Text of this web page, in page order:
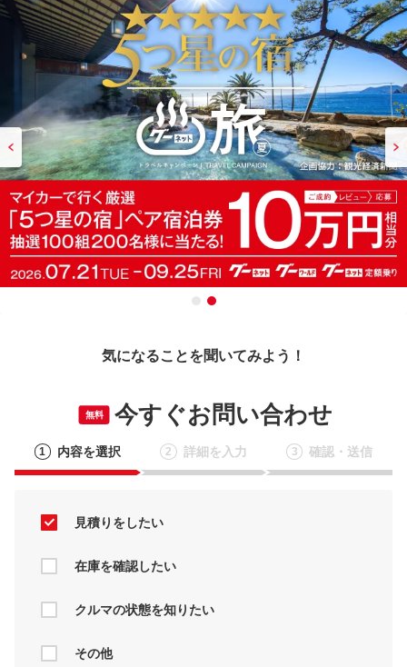
気になることを聞いてみよう！
無料 今すぐお問い合わせ
1 内容を選択 2 詳細を入力 3 確認・送信
見積りをしたい
在庫を確認したい
クルマの状態を知りたい
その他